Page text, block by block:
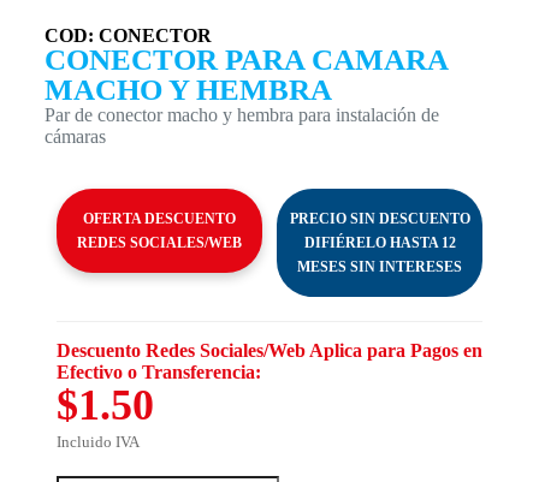
COD: CONECTOR
CONECTOR PARA CAMARA
MACHO Y HEMBRA
Par de conector macho y hembra para instalación de
cámaras
OFERTA DESCUENTO
REDES SOCIALES/WEB
PRECIO SIN DESCUENTO
DIFIÉRELO HASTA 12
MESES SIN INTERESES
Descuento Redes Sociales/Web Aplica para Pagos en
Efectivo o Transferencia:
$1.50
Incluido IVA